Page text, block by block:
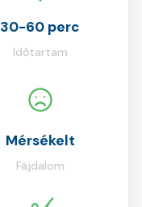
30-60 perc
Időtartam
Mérsékelt
Fájdalom